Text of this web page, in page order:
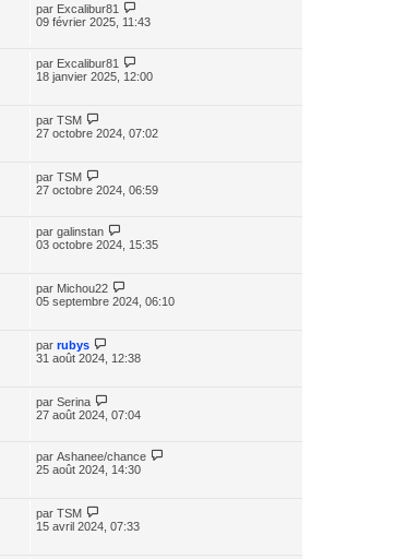
par Excalibur81
09 février 2025, 11:43
par Excalibur81
18 janvier 2025, 12:00
par TSM
27 octobre 2024, 07:02
par TSM
27 octobre 2024, 06:59
par galinstan
03 octobre 2024, 15:35
par Michou22
05 septembre 2024, 06:10
par rubys
31 août 2024, 12:38
par Serina
27 août 2024, 07:04
par Ashanee/chance
25 août 2024, 14:30
par TSM
15 avril 2024, 07:33